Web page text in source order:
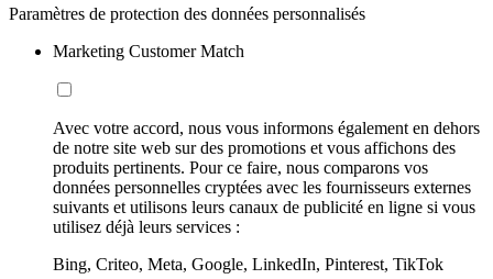
Paramètres de protection des données personnalisés
Marketing Customer Match
Avec votre accord, nous vous informons également en dehors
de notre site web sur des promotions et vous affichons des
produits pertinents. Pour ce faire, nous comparons vos
données personnelles cryptées avec les fournisseurs externes
suivants et utilisons leurs canaux de publicité en ligne si vous
utilisez déjà leurs services :
Bing, Criteo, Meta, Google, LinkedIn, Pinterest, TikTok